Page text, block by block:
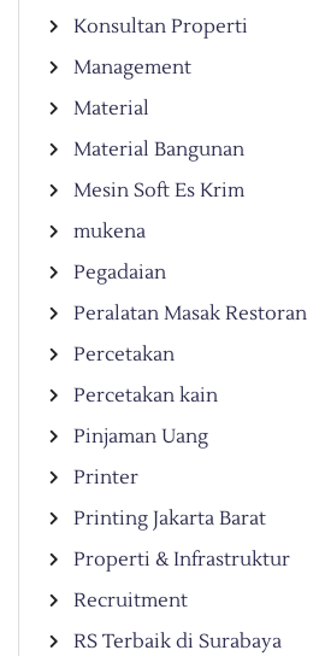
Konsultan Properti
Management
Material
Material Bangunan
Mesin Soft Es Krim
mukena
Pegadaian
Peralatan Masak Restoran
Percetakan
Percetakan kain
Pinjaman Uang
Printer
Printing Jakarta Barat
Properti & Infrastruktur
Recruitment
RS Terbaik di Surabaya